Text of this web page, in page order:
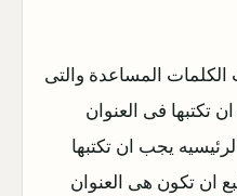
المساعدة والتى
تكتبها فى العنوان
يجب ان تكتبها
ان تكون هى العنوان